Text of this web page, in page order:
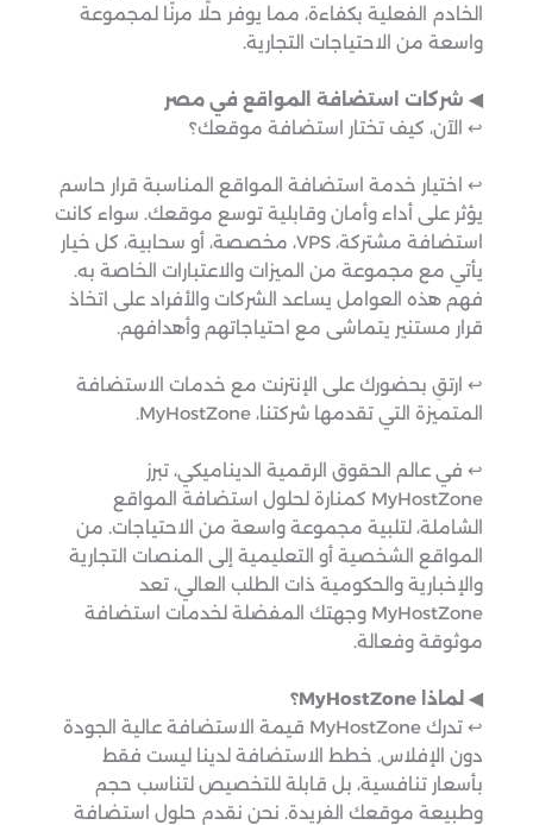
الخادم الفعلية بكفاءة، مما يوفر حلًا مرنًا لمجموعة
واسعة من الاحتياجات التجارية.
◀︎ شركات استضافة المواقع في مصر
↩︎ الآن، كيف تختار استضافة موقعك؟
↩︎ اختيار خدمة استضافة المواقع المناسبة قرار حاسم
يؤثر على أداء وأمان وقابلية توسع موقعك. سواء كانت
استضافة مشتركة، VPS، مخصصة، أو سحابية، كل خيار
يأتي مع مجموعة من الميزات والاعتبارات الخاصة به.
فهم هذه العوامل يساعد الشركات والأفراد على اتخاذ
قرار مستنير يتماشى مع احتياجاتهم وأهدافهم.
↩︎ ارتقِ بحضورك على الإنترنت مع خدمات الاستضافة
المتميزة التي تقدمها شركتنا، MyHostZone.
↩︎ في عالم الحقوق الرقمية الديناميكي، تبرز
MyHostZone كمنارة لحلول استضافة المواقع
الشاملة، لتلبية مجموعة واسعة من الاحتياجات. من
المواقع الشخصية أو التعليمية إلى المنصات التجارية
والإخبارية والحكومية ذات الطلب العالي، تعد
MyHostZone وجهتك المفضلة لخدمات استضافة
موثوقة وفعالة.
◀︎ لماذا MyHostZone؟
↩︎ تدرك MyHostZone قيمة الاستضافة عالية الجودة
دون الإفلاس. خطط الاستضافة لدينا ليست فقط
بأسعار تنافسية، بل قابلة للتخصيص لتناسب حجم
وطبيعة موقعك الفريدة. نحن نقدم حلول استضافة